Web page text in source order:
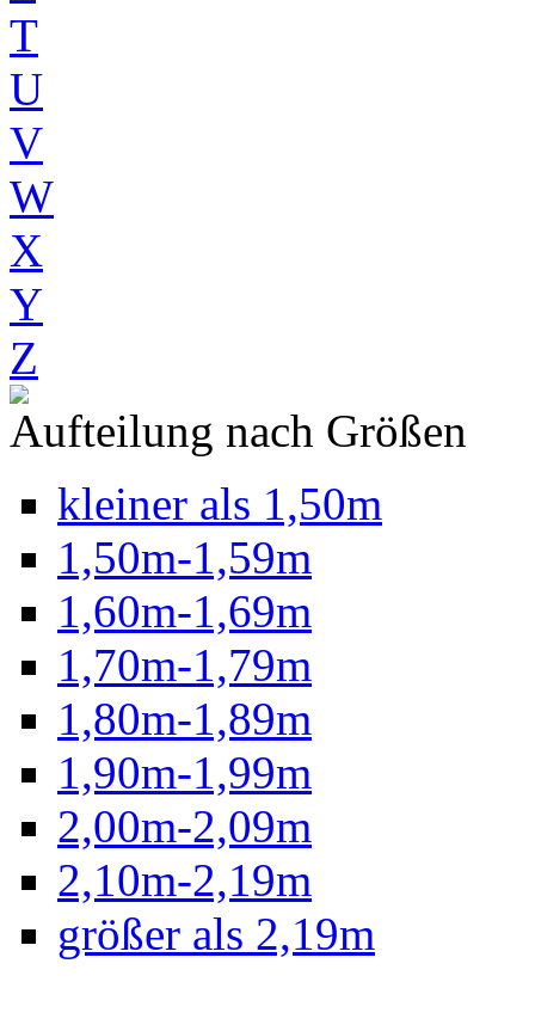
T
U
V
W
X
Y
Z
Aufteilung nach Größen
kleiner als 1,50m
1,50m-1,59m
1,60m-1,69m
1,70m-1,79m
1,80m-1,89m
1,90m-1,99m
2,00m-2,09m
2,10m-2,19m
größer als 2,19m